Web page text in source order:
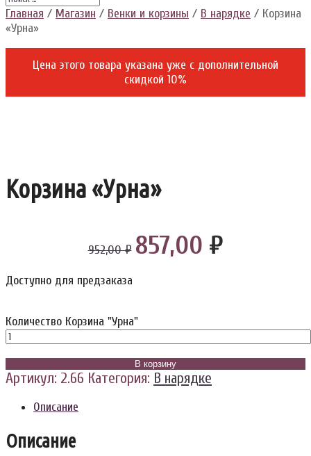
Главная / Магазин / Венки и корзины / В нарядке / Корзина
«Урна»
Цена этого товара указана уже c дополнительной
скидкой 10%
Корзина «Урна»
952,00 ₽ 857,00 ₽
Доступно для предзаказа
Количество Корзина "Урна"
В корзину
Артикул: 2.66 Категория: В нарядке
Описание
Описание